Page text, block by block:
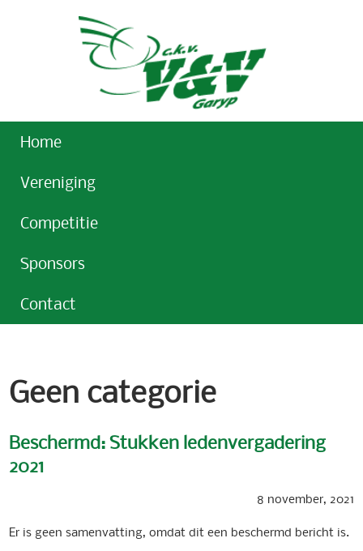
Home
Vereniging
Competitie
Sponsors
Contact
Geen categorie
Beschermd: Stukken ledenvergadering
2021
8 november, 2021
Er is geen samenvatting, omdat dit een beschermd bericht is.